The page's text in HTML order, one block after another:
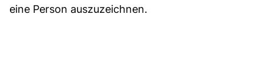
eine Person auszuzeichnen.